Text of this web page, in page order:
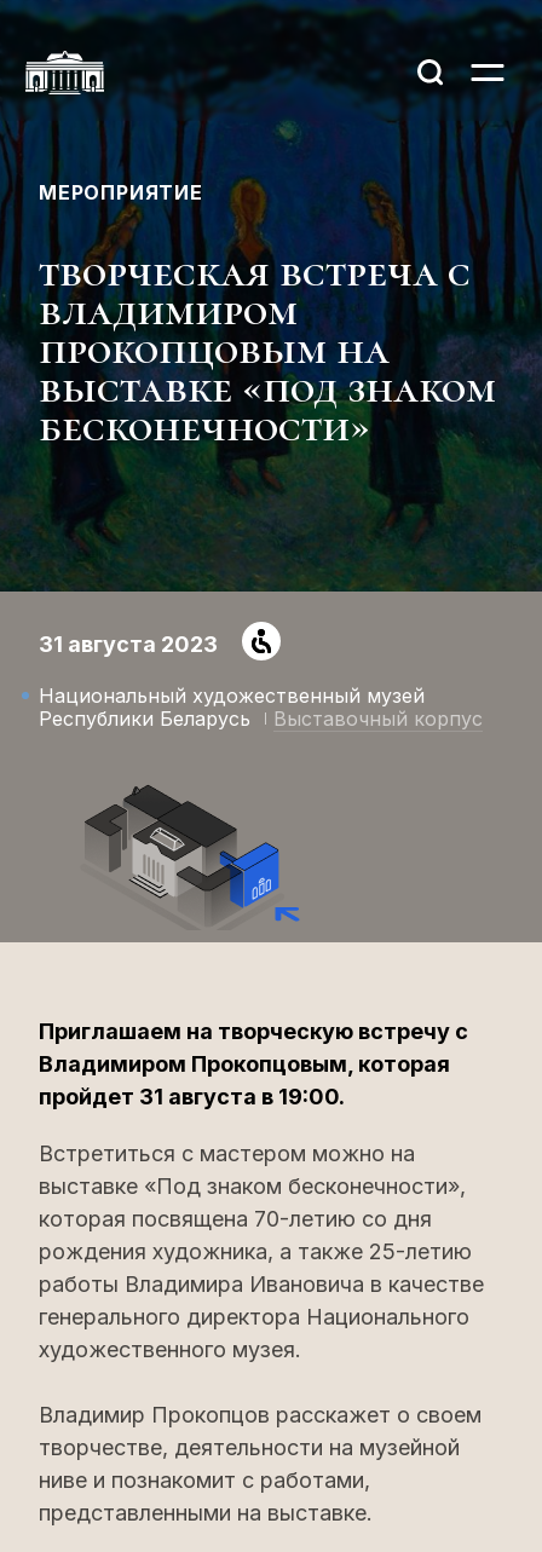
МЕРОПРИЯТИЕ
творческая встреча с
владимиром
прокопцовым на
выставке «под знаком
бесконечности»
31 августа 2023
Национальный художественный музей
Республики Беларусь
Выставочный корпус
Приглашаем на творческую встречу с
Владимиром Прокопцовым, которая
пройдет 31 августа в 19:00.
Встретиться с мастером можно на
выставке «Под знаком бесконечности»,
которая посвящена 70-летию со дня
рождения художника, а также 25-летию
работы Владимира Ивановича в качестве
генерального директора Национального
художественного музея.
Владимир Прокопцов расскажет о своем
творчестве, деятельности на музейной
ниве и познакомит с работами,
представленными на выставке.